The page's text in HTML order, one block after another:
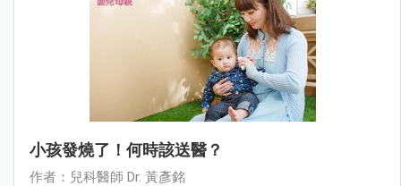
小孩發燒了！何時該送醫？
作者：兒科醫師 Dr. 黃彥銘